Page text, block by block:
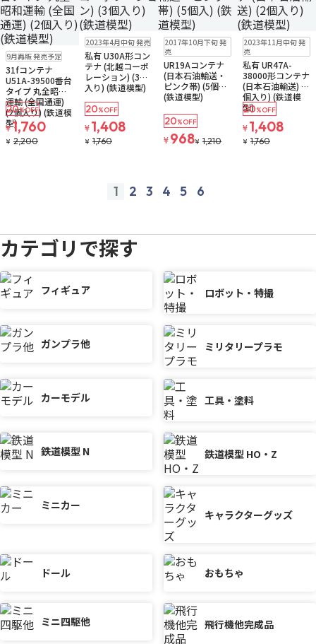
予約品残り2個
ゆうパケット
9月再販 発売予定
31fコンテナ
U51A-39500番台
タイプ 丸全昭和
運輸 (全国通運)
(2個入り) (鉄道模
型)
20%OFF
¥1,760
¥ 2,200
販売中ゆうパケット
2023年4月中旬 発売
私有 U30A形コン
テナ (北越コーポ
レーション) (3個
入り) (鉄道模型)
20%OFF
¥ 1,408
¥ 1,760
再入荷販売中
ゆうパケット
2017年10月下旬 発
売
UR19Aコンテナ
(日本石油輸送・
ピンク帯) (5個入)
(鉄道模型)
20%OFF
¥ 968¥ 1,210
販売中ゆうパケット
2023年11月中旬 発
売
私有 UR47A-
38000形コンテナ
(日本石油輸送) (2
個入り) (鉄道模
型)
20%OFF
¥ 1,408
¥ 1,760
1 2 3 4 5 6
カテゴリで探す
フィギュア ロボット・特撮
ガンプラ他 ミリタリープラモ
カーモデル 工具・塗料
鉄道模型 N 鉄道模型 HO・Z
ミニカー
キャラクターグッズ
ドール おもちゃ
ミニ四駆他 飛行機他完成品